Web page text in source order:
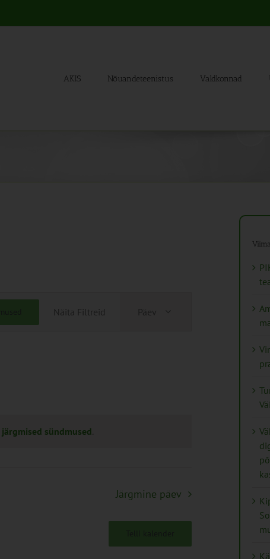
AKIS Nõuandeteenistus Valdkonnad
järgmised sündmused
Näita Filtreid
Views
Päev
Järgmine päev